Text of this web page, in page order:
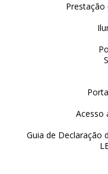
Prestação
Acesso
Guia de Declaração